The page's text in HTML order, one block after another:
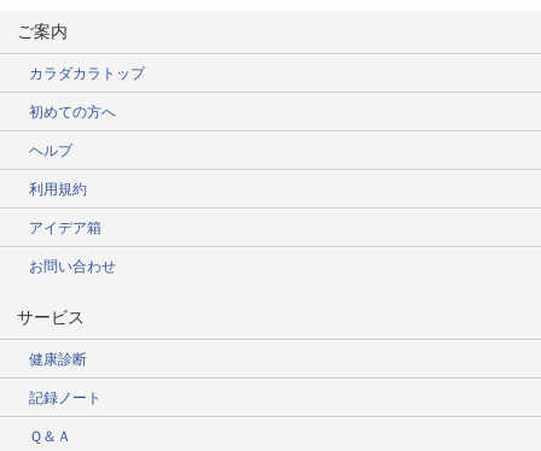
ご案内
カラダカラトップ
初めての方へ
ヘルプ
利用規約
アイデア箱
お問い合わせ
サービス
健康診断
記録ノート
Ｑ＆Ａ